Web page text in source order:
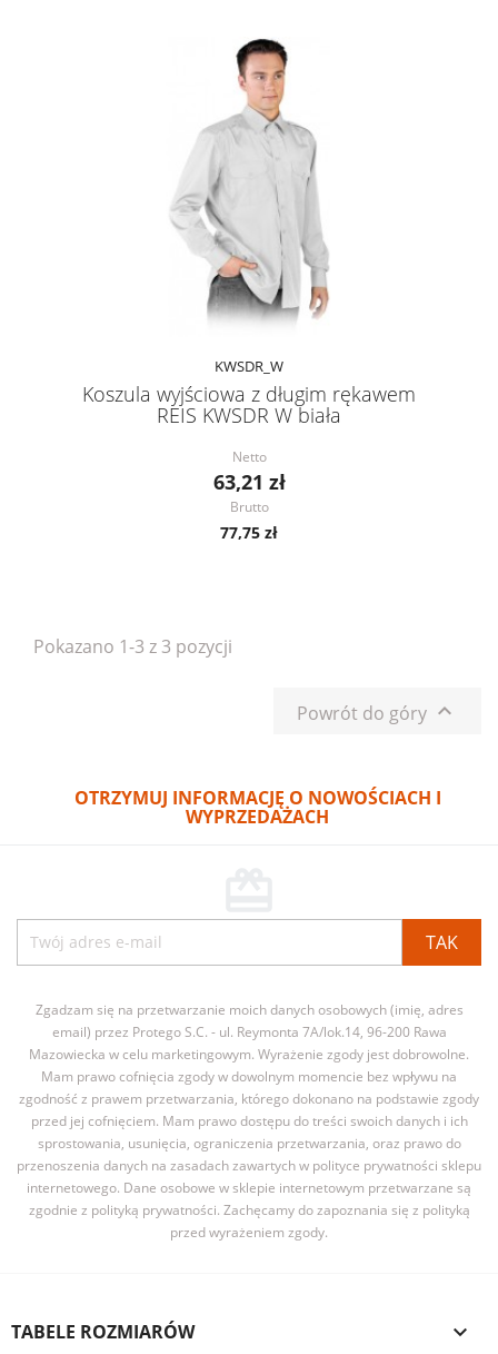
KWSDR_W
Koszula wyjściowa z długim rękawem
REIS KWSDR W biała
Netto
63,21 zł
Brutto
77,75 zł
Pokazano 1-3 z 3 pozycji
Powrót do góry 
OTRZYMUJ INFORMACJĘ O NOWOŚCIACH I
WYPRZEDAŻACH
Zgadzam się na przetwarzanie moich danych osobowych (imię, adres
email) przez Protego S.C. - ul. Reymonta 7A/lok.14, 96-200 Rawa
Mazowiecka w celu marketingowym. Wyrażenie zgody jest dobrowolne.
Mam prawo cofnięcia zgody w dowolnym momencie bez wpływu na
zgodność z prawem przetwarzania, którego dokonano na podstawie zgody
przed jej cofnięciem. Mam prawo dostępu do treści swoich danych i ich
sprostowania, usunięcia, ograniczenia przetwarzania, oraz prawo do
przenoszenia danych na zasadach zawartych w polityce prywatności sklepu
internetowego. Dane osobowe w sklepie internetowym przetwarzane są
zgodnie z polityką prywatności. Zachęcamy do zapoznania się z polityką
przed wyrażeniem zgody.
TABELE ROZMIARÓW 